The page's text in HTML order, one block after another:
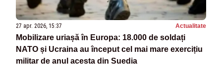
27 apr. 2026, 15:37 Actualitate
Mobilizare uriașă în Europa: 18.000 de soldați
NATO și Ucraina au început cel mai mare exercițiu
militar de anul acesta din Suedia